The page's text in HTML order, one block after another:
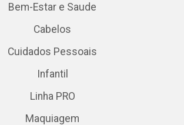
Bem-Estar e Saude
Cabelos
Cuidados Pessoais
Infantil
Linha PRO
Maquiagem